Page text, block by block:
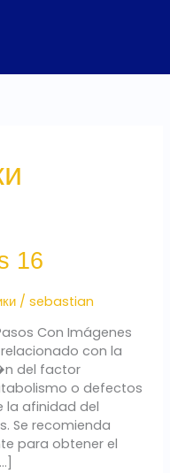
16
/sebastian
Con Imágenes
con la
del factor
o defectos
la afinidad del
Se recomienda
para obtener el